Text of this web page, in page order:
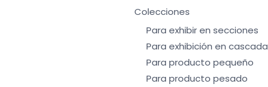
Colecciones
Para exhibir en secciones
Para exhibición en cascada
Para producto pequeño
Para producto pesado